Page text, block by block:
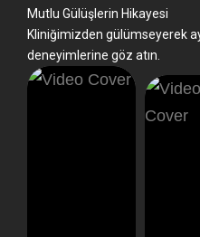
Mutlu Gülüşlerin Hikayesi
Kliniğimizden gülümseyerek
deneyimlerine göz atın.